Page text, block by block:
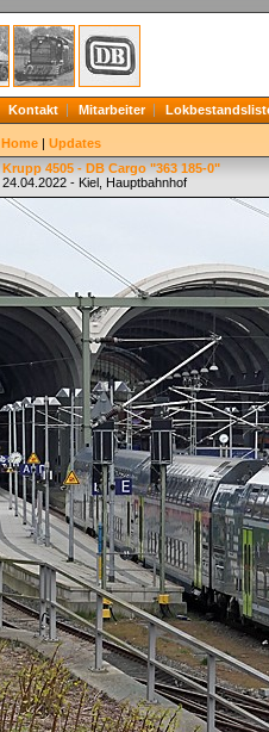
Kontakt Mitarbeiter
Home | Updates
Krupp 4505 - DB Cargo "363 185-0"
24.04.2022 - Kiel, Hauptbahnhof